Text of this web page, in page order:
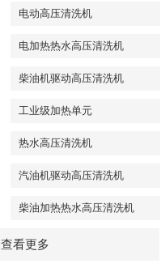
电动高压清洗机
电加热热水高压清洗机
柴油机驱动高压清洗机
工业级加热单元
热水高压清洗机
汽油机驱动高压清洗机
柴油加热热水高压清洗机
查看更多